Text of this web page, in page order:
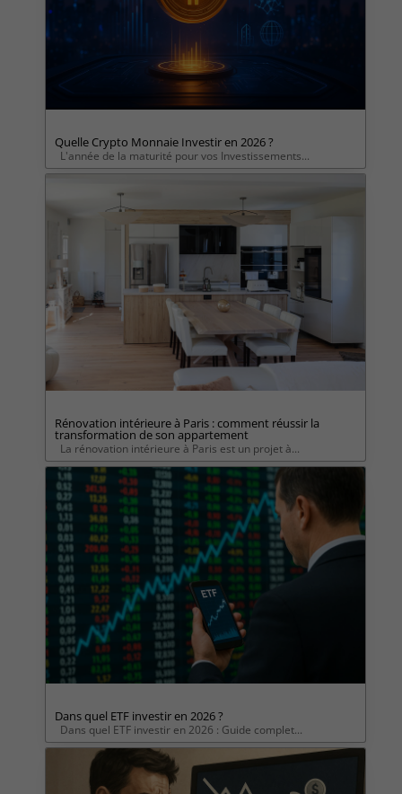
Quelle Crypto Monnaie Investir en 2026 ?
L'année de la maturité pour vos Investissements...
Rénovation intérieure à Paris : comment réussir la
transformation de son appartement
La rénovation intérieure à Paris est un projet à...
Dans quel ETF investir en 2026 ?
Dans quel ETF investir en 2026 : Guide complet...